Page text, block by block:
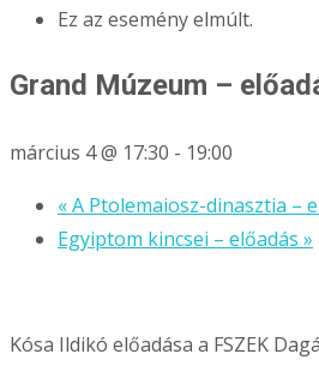
Ez az esemény elmúlt.
Grand Múzeum –
március 4 @ 17:30 - 19:00
«A Ptolemaiosz-dinasztia –
Egyiptom kincsei – előadás »
Kósa Ildikó előadása a FSZEK